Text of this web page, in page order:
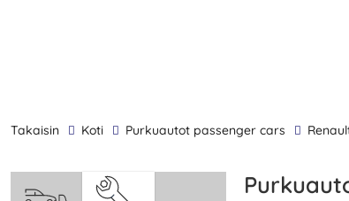
takaisin Koti Purkuautot passenger cars